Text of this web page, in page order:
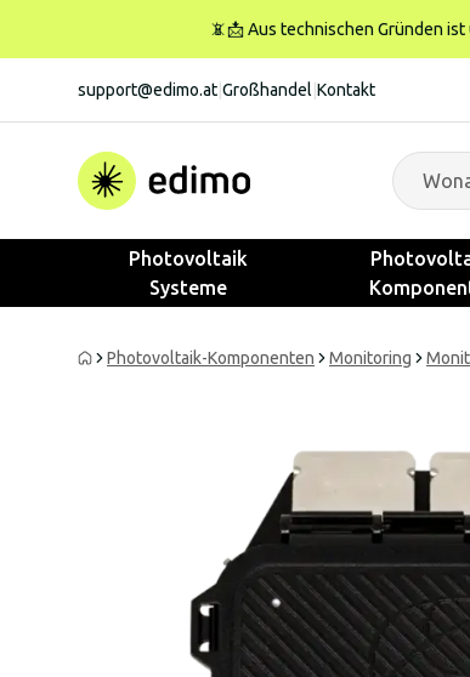
📵📩 Aus technischen Gründen
support@edimo.at Großhandel Kontakt
Photovoltaik
Systeme
Photovoltaik-Komponenten Monitoring